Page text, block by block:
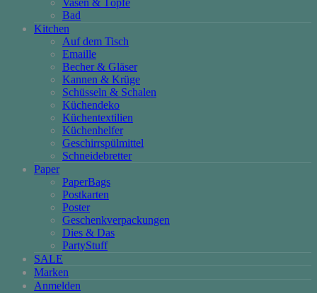
Vasen & Töpfe
Bad
Kitchen
Auf dem Tisch
Emaille
Becher & Gläser
Kannen & Krüge
Schüsseln & Schalen
Küchendeko
Küchentextilien
Küchenhelfer
Geschirrspülmittel
Schneidebretter
Paper
PaperBags
Postkarten
Poster
Geschenkverpackungen
Dies & Das
PartyStuff
SALE
Marken
Anmelden